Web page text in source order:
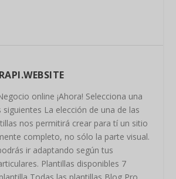
online ¡Ahora! Selecciona una
siguientes La elección de una de las
nos permitirá crear para tí un sitio
completo, no sólo la parte visual.
ir adaptando según tus
Plantillas disponibles 7
Todas las plantillas Blog Pro